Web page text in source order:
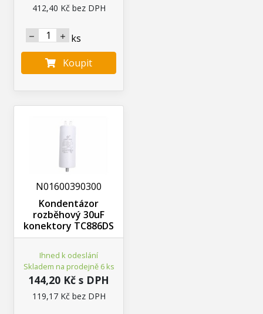
412,40 Kč bez DPH
ks
Koupit
N01600390300
Kondentázor
rozběhový 30uF
konektory TC886DS
Ihned k odeslání
Skladem na prodejně 6 ks
144,20 Kč s DPH
119,17 Kč bez DPH